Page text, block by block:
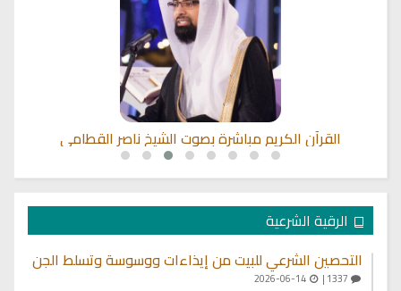
القرآن الكريم مباشرة بصوت الشيخ ناصر القطامي
الرقية الشرعية
التحصين الشرعي للبيت من إيذاءات ووسوسة وتسلط الجن
2026-06-14